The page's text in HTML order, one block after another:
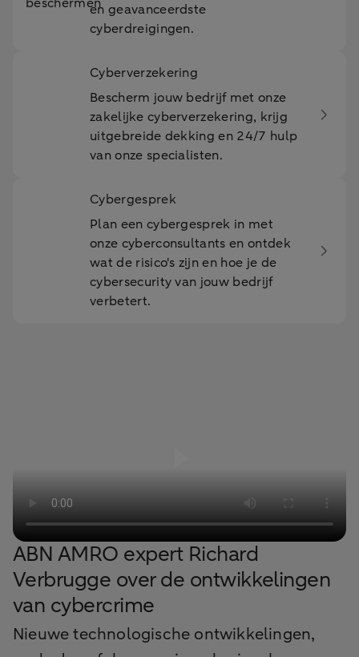
en geavanceerdste
cyberdreigingen.
Cyberverzekering
Bescherm jouw bedrijf met onze
zakelijke cyberverzekering, krijg
uitgebreide dekking en 24/7 hulp
van onze specialisten.
Cybergesprek
Plan een cybergesprek in met
onze cyberconsultants en ontdek
wat de risico's zijn en hoe je de
cybersecurity van jouw bedrijf
verbetert.
ABN AMRO expert Richard
Verbrugge over de ontwikkelingen
van cybercrime
Nieuwe technologische ontwikkelingen,